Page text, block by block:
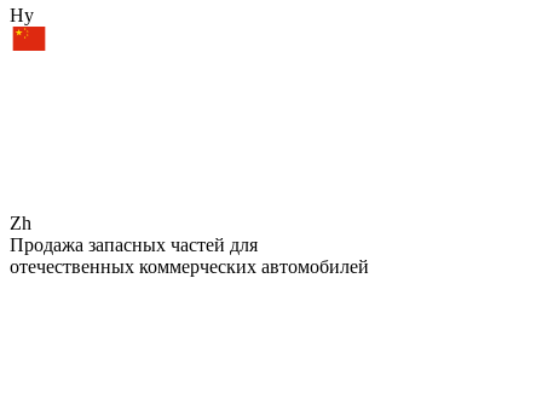
Hy
Zh
Продажа запасных частей для
отечественных коммерческих автомобилей